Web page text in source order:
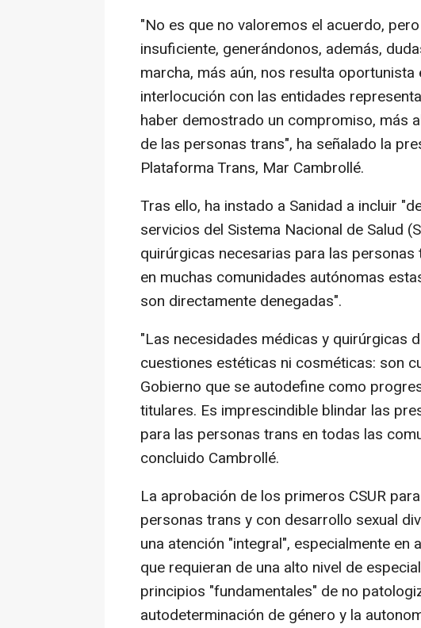
"No es que no valoremos el acuerdo,
insuficiente, generándonos, además,
marcha, más aún, nos resulta oportunista
interlocución con las entidades
haber demostrado un compromiso, más
de las personas trans", ha señalado la
Plataforma Trans, Mar Cambrollé.
Tras ello, ha instado a Sanidad a incluir
servicios del Sistema Nacional de Salud
quirúrgicas necesarias para las
en muchas comunidades autónomas
son directamente denegadas".
"Las necesidades médicas y quirúrgicas
cuestiones estéticas ni cosméticas: son
Gobierno que se autodefine como
titulares. Es imprescindible blindar las
para las personas trans en todas las
concluido Cambrollé.
La aprobación de los primeros CSUR
personas trans y con desarrollo sexual
una atención "integral", especialmente
que requieran de una alto nivel de
principios "fundamentales" de no
autodeterminación de género y la